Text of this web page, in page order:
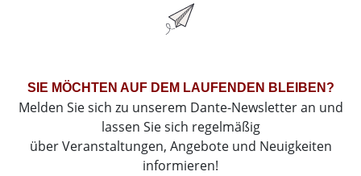
SIE MÖCHTEN AUF DEM LAUFENDEN BLEIBEN?
Melden Sie sich zu unserem Dante-Newsletter an und
lassen Sie sich regelmäßig
über Veranstaltungen, Angebote und Neuigkeiten
informieren!